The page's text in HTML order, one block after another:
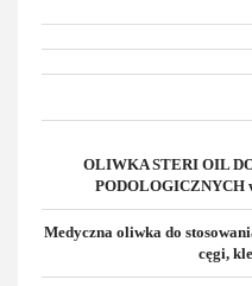
OLIWKA STERI OIL
PODOLOGICZNYCH
Medyczna oliwka do
cęgi,